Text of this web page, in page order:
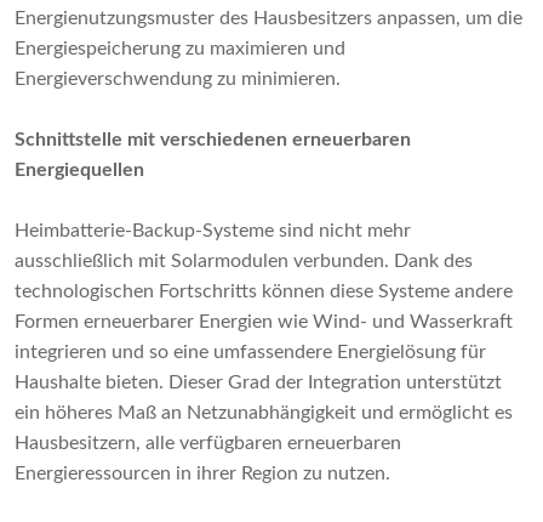
Energienutzungsmuster des Hausbesitzers anpassen, um die
Energiespeicherung zu maximieren und
Energieverschwendung zu minimieren.
Schnittstelle mit verschiedenen erneuerbaren
Energiequellen
Heimbatterie-Backup-Systeme sind nicht mehr
ausschließlich mit Solarmodulen verbunden. Dank des
technologischen Fortschritts können diese Systeme andere
Formen erneuerbarer Energien wie Wind- und Wasserkraft
integrieren und so eine umfassendere Energielösung für
Haushalte bieten. Dieser Grad der Integration unterstützt
ein höheres Maß an Netzunabhängigkeit und ermöglicht es
Hausbesitzern, alle verfügbaren erneuerbaren
Energieressourcen in ihrer Region zu nutzen.